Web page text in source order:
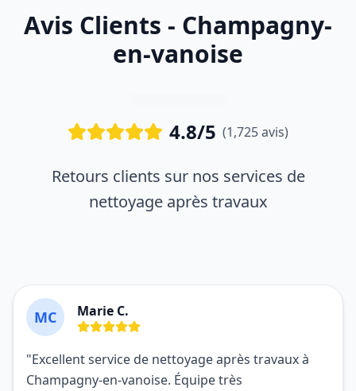
Avis Clients - Champagny-
en-vanoise
4.8/5 (1,725 avis)
Retours clients sur nos services de
nettoyage après travaux
MC Marie C.
"Excellent service de nettoyage après travaux à
Champagny-en-vanoise. Équipe très